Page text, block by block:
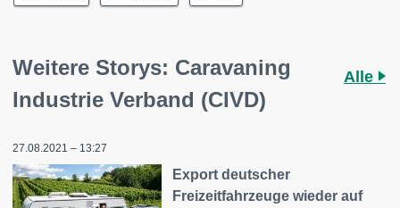
Weitere Storys: Caravaning
Industrie Verband (CIVD)
Alle
27.08.2021 – 13:27
Export deutscher
Freizeitfahrzeuge wieder auf